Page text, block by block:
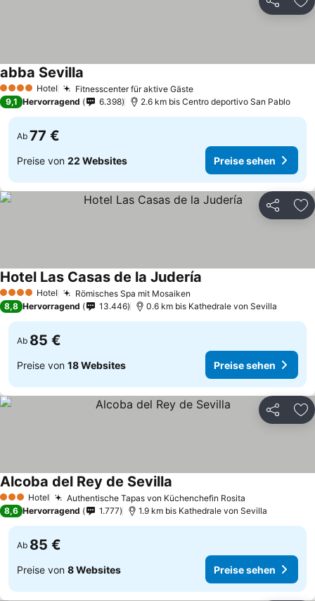
Teilen
4 Sterne Hotel Fitnesscenter für aktive GästePreise sehen
abba Sevilla
9,1 Hervorragend 6.398 2.6 km bis Centro deportivo San Pablo
Ab 77 €
Preise von 22 Websites Preise sehen
Teilen
4 Sterne Hotel Römisches Spa mit Mosaiken
Hotel Las Casas de la Judería
8,8 Hervorragend 13.446 0.6 km bis Kathedrale von Sevilla
Ab 85 €
Preise von 18 Websites Preise sehen
Teilen
3 SterneHotel Authentische Tapas von Küchenchefin Rosita
Alcoba del Rey de Sevilla
8,6 Hervorragend 1.777 1.9 km bis Kathedrale von Sevilla
Ab 85 €
Preise von 8 Websites Preise sehen